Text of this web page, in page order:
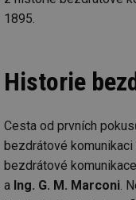
1895.
Historie
Cesta od prvních
bezdrátové
bezdrátové
a Ing. G. M. Marconi .